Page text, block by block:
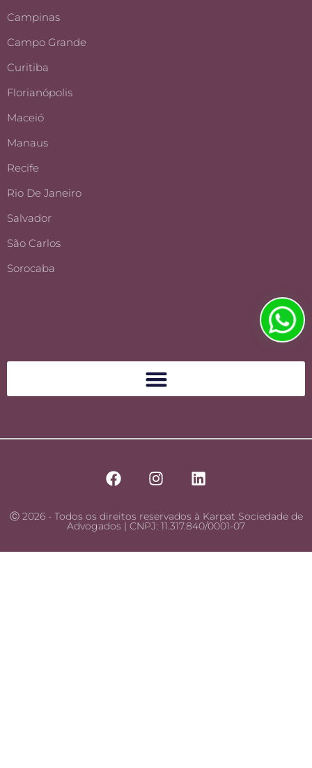
Campinas
Campo Grande
Curitiba
Florianópolis
Maceió
Manaus
Recife
Rio De Janeiro
Salvador
São Carlos
Sorocaba
Ⓒ 2026 - Todos os direitos reservados à Karpat Sociedade de
Advogados | CNPJ: 11.317.840/0001-07